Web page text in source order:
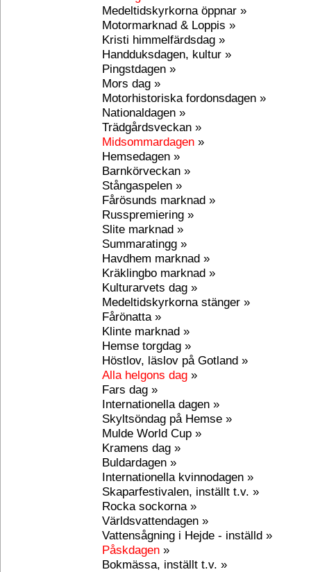
Medeltidskyrkorna öppnar »
Motormarknad & Loppis »
Kristi himmelfärdsdag »
Handduksdagen, kultur »
Pingstdagen »
Mors dag »
Motorhistoriska fordonsdagen »
Nationaldagen »
Trädgårdsveckan »
Midsommardagen »
Hemsedagen »
Barnkörveckan »
Stångaspelen »
Fårösunds marknad »
Russpremiering »
Slite marknad »
Summaratingg »
Havdhem marknad »
Kräklingbo marknad »
Kulturarvets dag »
Medeltidskyrkorna stänger »
Fårönatta »
Klinte marknad »
Hemse torgdag »
Höstlov, läslov på Gotland »
Alla helgons dag »
Fars dag »
Internationella dagen »
Skyltsöndag på Hemse »
Mulde World Cup »
Kramens dag »
Buldardagen »
Internationella kvinnodagen »
Skaparfestivalen, inställt t.v. »
Rocka sockorna »
Världsvattendagen »
Vattensågning i Hejde - inställd »
Påskdagen »
Bokmässa, inställt t.v. »